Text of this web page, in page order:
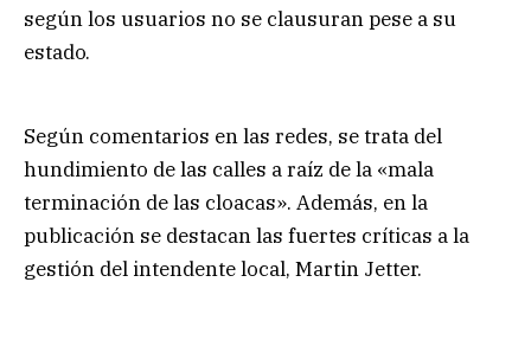
según los usuarios no se clausuran pese a su
estado.
Según comentarios en las redes, se trata del
hundimiento de las calles a raíz de la «mala
terminación de las cloacas». Además, en la
publicación se destacan las fuertes críticas a la
gestión del intendente local, Martin Jetter.